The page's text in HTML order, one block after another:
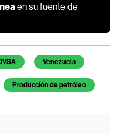
en su fuente de
Venezuela
Producción de petróleo